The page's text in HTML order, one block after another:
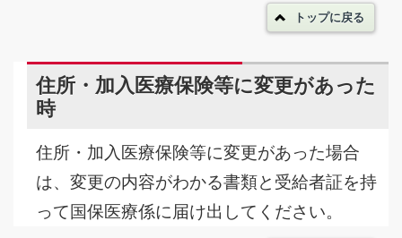
トップに戻る
住所・加入医療保険等に変更があった
時
住所・加入医療保険等に変更があった場合
は、変更の内容がわかる書類と受給者証を持
って国保医療係に届け出してください。